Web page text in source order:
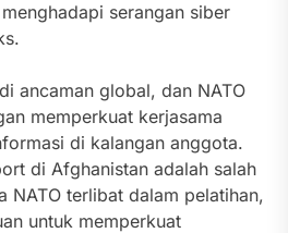
serangan siber
ancaman global, dan NATO
memperkuat kerjasama
di kalangan anggota.
di Afghanistan adalah salah
NATO terlibat dalam pelatihan,
untuk memperkuat